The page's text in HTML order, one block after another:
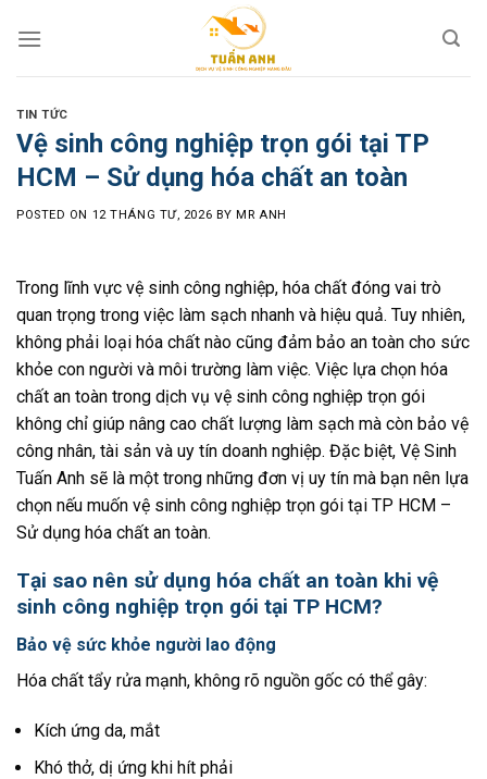
TIN TỨC
Vệ sinh công nghiệp trọn gói tại TP
HCM – Sử dụng hóa chất an toàn
POSTED ON 12 THÁNG TƯ, 2026 BYMR ANH
Trong lĩnh vực vệ sinh công nghiệp, hóa chất đóng vai trò
quan trọng trong việc làm sạch nhanh và hiệu quả. Tuy nhiên,
không phải loại hóa chất nào cũng đảm bảo an toàn cho sức
khỏe con người và môi trường làm việc. Việc lựa chọn hóa
chất an toàn trong dịch vụ vệ sinh công nghiệp trọn gói
không chỉ giúp nâng cao chất lượng làm sạch mà còn bảo vệ
công nhân, tài sản và uy tín doanh nghiệp. Đặc biệt, Vệ Sinh
Tuấn Anh sẽ là một trong những đơn vị uy tín mà bạn nên lựa
chọn nếu muốn vệ sinh công nghiệp trọn gói tại TP HCM –
Sử dụng hóa chất an toàn.
Tại sao nên sử dụng hóa chất an toàn khi vệ
sinh công nghiệp trọn gói tại TP HCM?
Bảo vệ sức khỏe người lao động
Hóa chất tẩy rửa mạnh, không rõ nguồn gốc có thể gây:
Kích ứng da, mắt
Khó thở, dị ứng khi hít phải